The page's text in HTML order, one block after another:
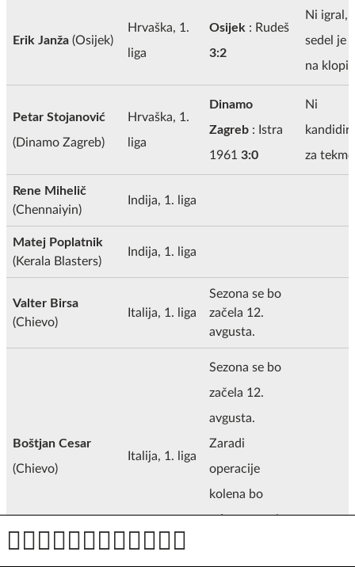
Erik Janža (Osijek)
Hrvaška, 1.
liga
Osijek : Rudeš
3:2
Ni igral,
sedel je
na klopi.
Petar Stojanović
(Dinamo Zagreb)
Hrvaška, 1.
liga
Dinamo
Zagreb : Istra
1961 3:0
Ni
za
Rene Mihelič
(Chennaiyin)
Indija, 1. liga
Matej Poplatnik
(Kerala Blasters)
Indija, 1. liga
Valter Birsa
(Chievo)
Italija, 1. liga
Sezona se bo
začela 12.
avgusta.
Boštjan Cesar
(Chievo)
Italija, 1. liga
Sezona se bo
začela 12.
avgusta.
Zaradi
operacije
kolena bo
odsoten vsaj